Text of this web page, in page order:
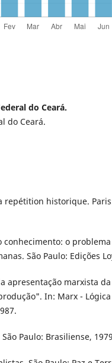
do Ceará.
do Ceará.
repétition historique.
conhecimento: o
São Paulo: Edições
apresentação marxista
In: Marx -
Paulo: Brasiliense,